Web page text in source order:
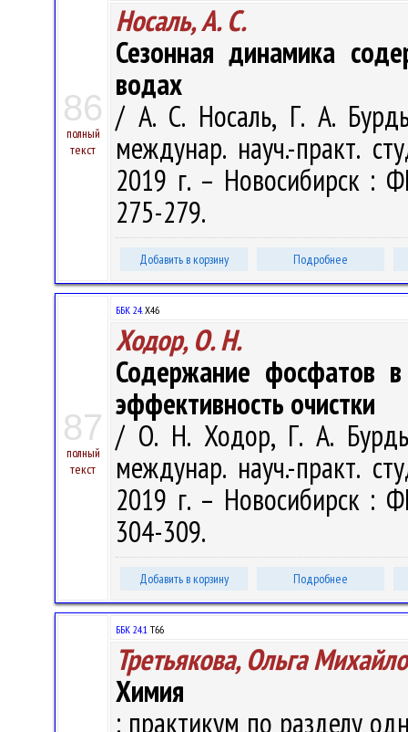
86
полный
текст
Носаль, А. С.
Сезонная динамика
водах
/ А. С. Носаль, Г. А.
междунар. науч.-практ.
2019 г. – Новосибирск :
275-279.
Добавить в корзину Подробнее
87
полный
текст
ББК 24.Х46
Ходор, О. Н.
Содержание фосфатов
эффективность очистки
/ О. Н. Ходор, Г. А.
междунар. науч.-практ.
2019 г. – Новосибирск :
304-309.
Добавить в корзину Подробнее
ББК 24.1 Т66
Третьякова, Ольга
Химия
: практикум по разделу